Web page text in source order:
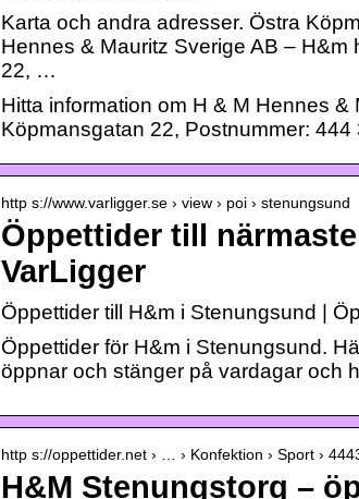
Karta och andra adresser. Östra
Hennes & Mauritz Sverige AB –
22, …
Hitta information om H & M Hennes
Köpmansgatan 22, Postnummer: 444
http s://www.varligger.se › view › poi › stenungsund
Öppettider till
VarLigger
Öppettider till H&m i Stenungsund |
Öppettider för H&m i Stenungsund.
öppnar och stänger på vardagar och
http s://oppettider.net › … › Konfektion › Sport ›
H&M Stenungstorg –